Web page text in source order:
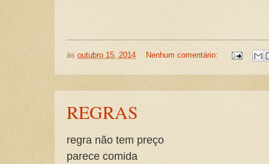
às outubro 15, 2014 Nenhum comentário:
REGRAS
regra não tem preço
parece comida